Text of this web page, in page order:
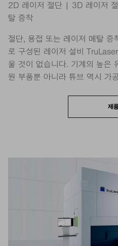
2D 레이저 절단 | 3D 레이저
탈 증착
절단, 용접 또는 레이저 메탈 증
로 구성된 레이저 설비
울 것이 없습니다. 기계의 높은
원 부품뿐 아니라 튜브 역시 가
제